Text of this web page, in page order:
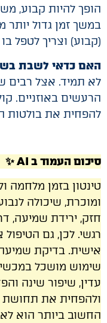
הופך להיות קבוע,
במשך זמן גדול
(קבוע) וצריך לטפל בו
האם כדאי לשבת
לא תמיד. אצל רבים
הרעשים באוזניים.
להפחית את בולטות
סיכום העמוד ב AI ✨
טינטון בזמן מלחמה
ומוכרת, שיכולה
חזק, ירידת שמיעה,
רגשי. לכן, גם
אישית. בדיקת
שימוש מושכל
עדין, שיפור שינה
ולהפחית את תחושת
החשוב ביותר הוא